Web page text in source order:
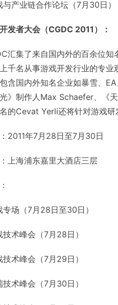
产业链合作论坛（7月30日）
发者大会（CGDC 2011）：
汇集了来自国内外的百余位
千名从事游戏开发行业的专
含国内外知名企业如暴雪、
光》制作人Max Schaefer、《
的Cevat Yerli还将针对游戏研
2011年7月28日至7月30日
上海浦东嘉里大酒店三层
场（7月28日至30日）
术峰会（7月28日）
术峰会（7月29日）
术峰会（7月30日）